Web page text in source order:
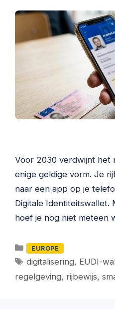
Voor 2030 verdwijnt het
enige geldige vorm. Je
naar een app op je
Digitale Identiteitswallet.
hoef je nog niet meteen
Categorieën
EUROPE
Tags
digitalisering, EUDI-
regelgeving, rijbewijs,